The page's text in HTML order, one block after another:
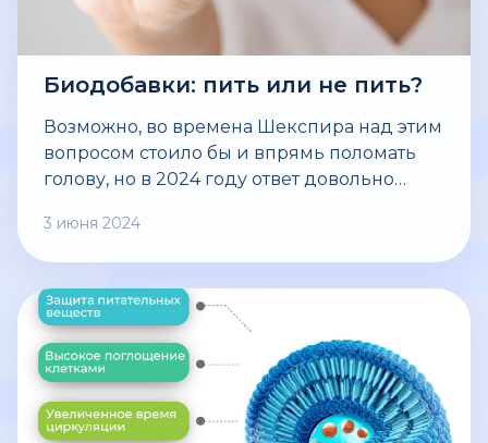
Биодобавки: пить или не пить?
Возможно, во времена Шекспира над этим
вопросом стоило бы и впрямь поломать
голову, но в 2024 году ответ довольно
другом, в каком возрасте их лучше
начинать принимать? Как выбрать? Какого
эффекта помогут достичь биологически
активные добавки? И тут давайте сразу
оговоримся - БАДы не лечат, они работают
превентивно, помогают восполнить
дефициты, из-за которых в будущем могут
развиться неприятные сюрпризы. Они
3 июня 2024